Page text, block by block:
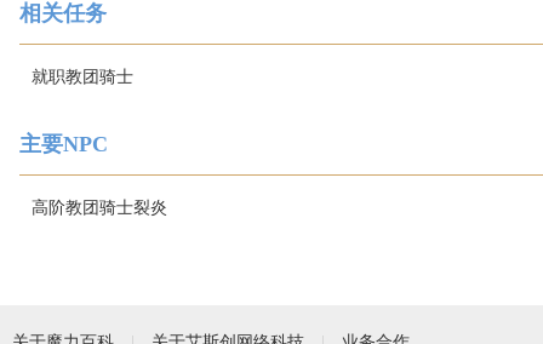
相关任务
就职教团骑士
主要NPC
高阶教团骑士裂炎